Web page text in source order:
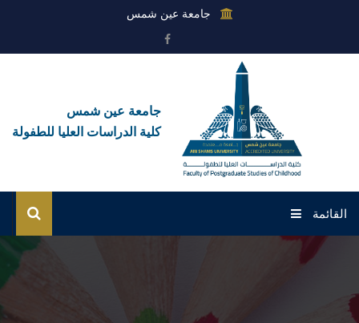
جامعة عين شمس
جامعة عين شمس
كلية الدراسات العليا للطفولة
القائمة
الرئيسية